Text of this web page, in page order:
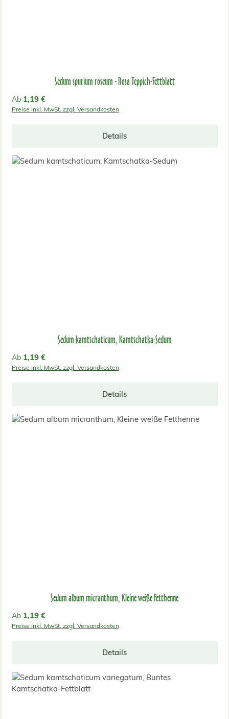
Sedum spurium roseum - Rosa Teppich-Fettblatt
Regulärer Preis:
Ab 1,19 €
Preise inkl. MwSt. zzgl. Versandkosten
Details
Sedum kamtschaticum, Kamtschatka-Sedum
Regulärer Preis:
Ab 1,19 €
Preise inkl. MwSt. zzgl. Versandkosten
Details
Sedum album micranthum, Kleine weiße Fetthenne
Regulärer Preis:
Ab 1,19 €
Preise inkl. MwSt. zzgl. Versandkosten
Details